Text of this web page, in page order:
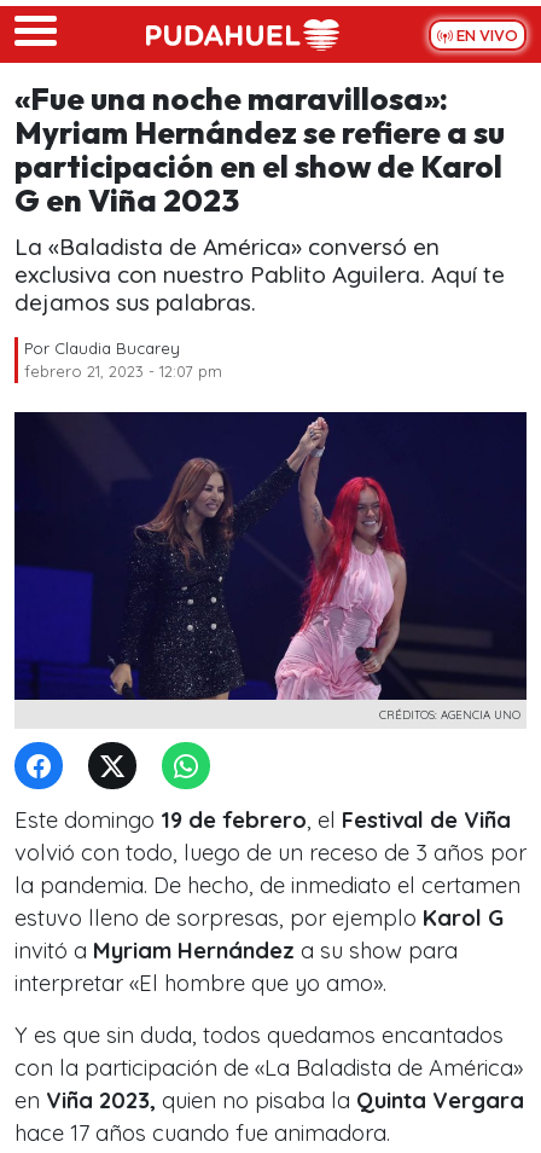
Skip to main content
EN VIVO
«Fue una noche maravillosa»:
Myriam Hernández se refiere a su
participación en el show de Karol
G en Viña 2023
La «Baladista de América» conversó en
exclusiva con nuestro Pablito Aguilera. Aquí te
dejamos sus palabras.
Por Claudia Bucarey
febrero 21, 2023 - 12:07 pm
CRÉDITOS: AGENCIA UNO
Este domingo 19 de febrero, el Festival de Viña
volvió con todo, luego de un receso de 3 años por
la pandemia. De hecho, de inmediato el certamen
estuvo lleno de sorpresas, por ejemplo Karol G
invitó a Myriam Hernández a su show para
interpretar «El hombre que yo amo».
Y es que sin duda, todos quedamos encantados
con la participación de «La Baladista de América»
en Viña 2023, quien no pisaba la Quinta Vergara
hace 17 años cuando fue animadora.